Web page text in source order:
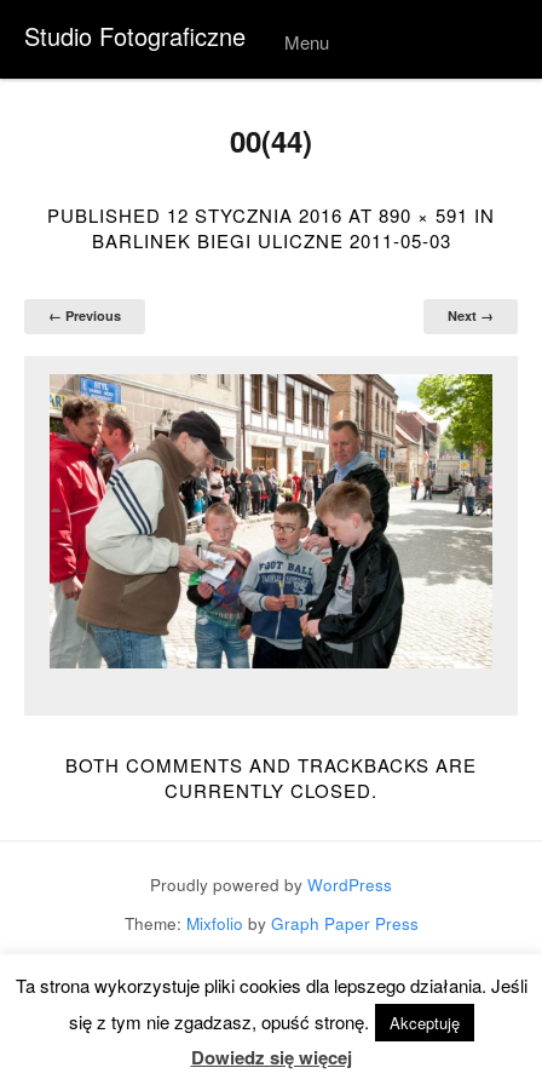
Studio Fotograficzne Menu
Skip to
00(44)
PUBLISHED 12 STYCZNIA 2016 AT 890 × 591 IN
BARLINEK BIEGI ULICZNE 2011-05-03
← Previous Next →
BOTH COMMENTS AND TRACKBACKS ARE
CURRENTLY CLOSED.
Proudly powered by WordPress
Theme: Mixfolio by Graph Paper Press
Ta strona wykorzystuje pliki cookies dla lepszego działania. Jeśli
się z tym nie zgadzasz, opuść stronę.
Akceptuję
Dowiedz się więcej